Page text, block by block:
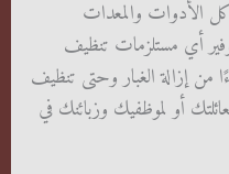
الأدوات والمعدات
أي مستلزمات تنظيف
من إزالة الغبار وحتى تنظيف
أو لموظفيك وزبائنك في